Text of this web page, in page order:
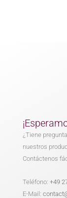
¿Tiene
nuestros
Contáctenos
Teléfono:+49
E-Mail: